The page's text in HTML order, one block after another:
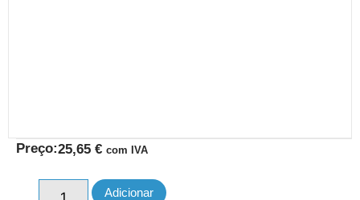
Preço:25,65 € com IVA
Adicionar